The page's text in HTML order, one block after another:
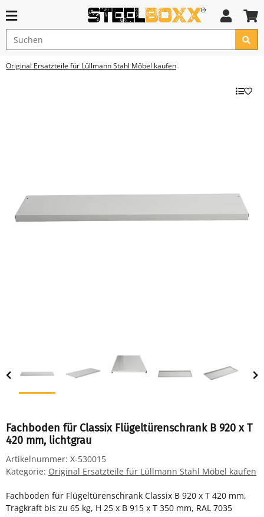
Original Ersatzteile für Lüllmann Stahl Möbel kaufen
Fachboden für Classix Flügeltürenschrank B 920 x T
420 mm, lichtgrau
Artikelnummer: X-530015
Kategorie: Original Ersatzteile für Lüllmann Stahl Möbel kaufen
Fachboden für Flügeltürenschrank Classix B 920 x T 420 mm,
Tragkraft bis zu 65 kg, H 25 x B 915 x T 350 mm, RAL 7035